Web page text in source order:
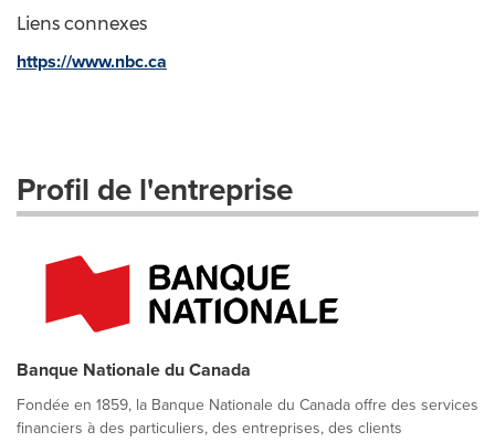
Liens connexes
https://www.nbc.ca
Profil de l'entreprise
Banque Nationale du Canada
Fondée en 1859, la Banque Nationale du Canada offre des services
financiers à des particuliers, des entreprises, des clients